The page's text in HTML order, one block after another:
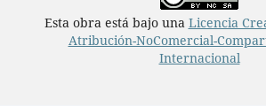
Esta obra está bajo una Licencia
Atribución-NoComercial-
Internacional